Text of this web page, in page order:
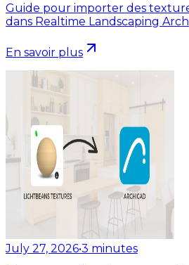
Guide pour importer des
dans Realtime Landscaping
En savoir plus
July 27, 2026•3 minutes